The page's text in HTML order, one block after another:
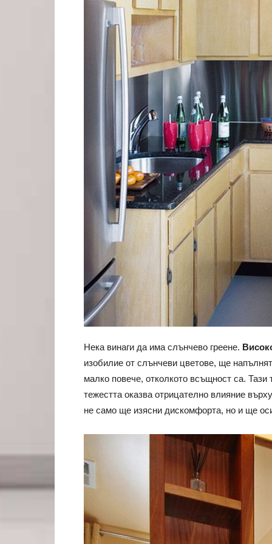
Нека винаги да има слънчево греене.
изобилие от слънчеви цветове, ще
малко повече, отколкото всъщност са.
тежестта оказва отрицателно влияние
не само ще изясни дискомфорта, но и ще